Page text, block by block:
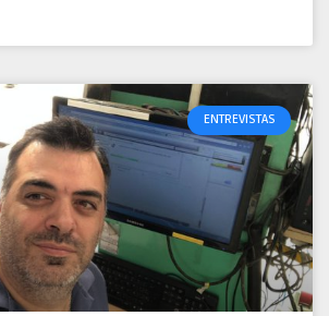
ENTREVISTAS